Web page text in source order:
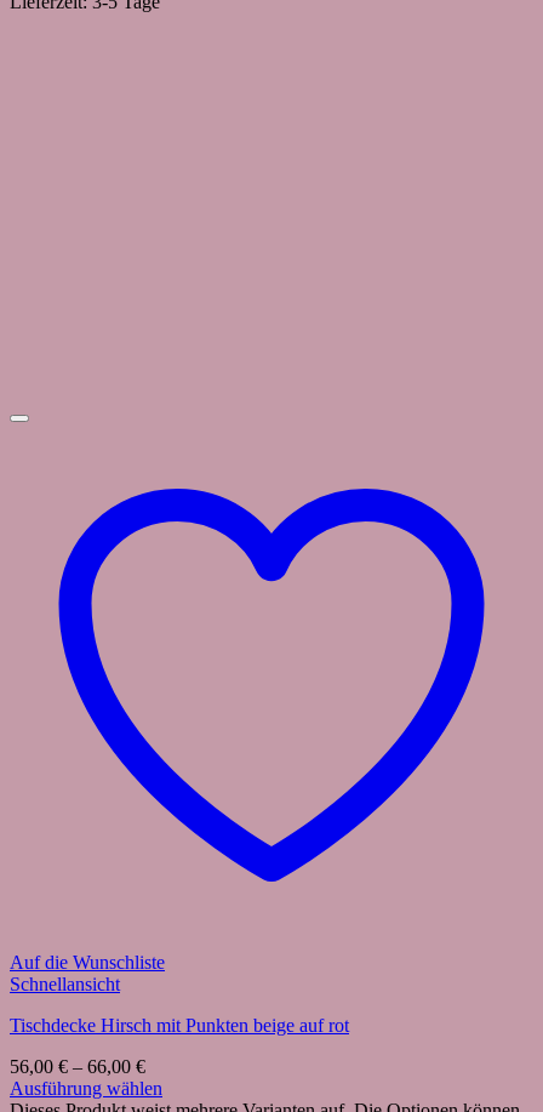
Auf die Wunschliste
Schnellansicht
Tischdecke Hirsch mit Punkten beige auf rot
56,00 € – 66,00 €
Ausführung wählen